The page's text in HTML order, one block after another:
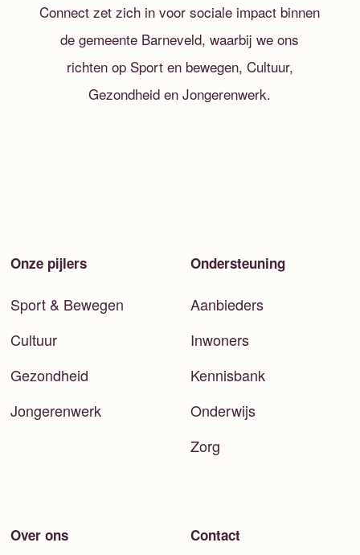
Connect zet zich in voor sociale impact binnen
de gemeente Barneveld, waarbij we ons
richten op Sport en bewegen, Cultuur,
Gezondheid en Jongerenwerk.
Onze pijlers
Sport & Bewegen
Cultuur
Gezondheid
Jongerenwerk
Ondersteuning
Aanbieders
Inwoners
Kennisbank
Onderwijs
Zorg
Over ons Contact